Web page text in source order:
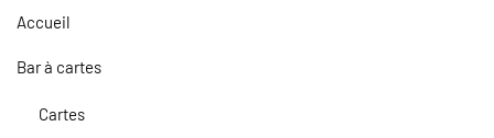
Accueil
Bar à cartes
Cartes